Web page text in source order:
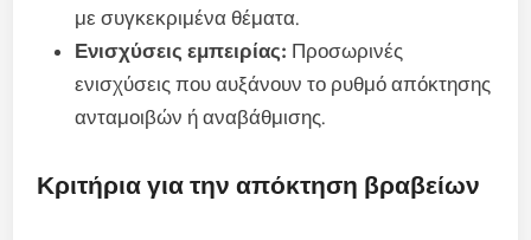
με συγκεκριμένα θέματα.
Ενισχύσεις εμπειρίας: Προσωρινές
ενισχύσεις που αυξάνουν το ρυθμό απόκτησης
ανταμοιβών ή αναβάθμισης.
Κριτήρια για την απόκτηση βραβείων